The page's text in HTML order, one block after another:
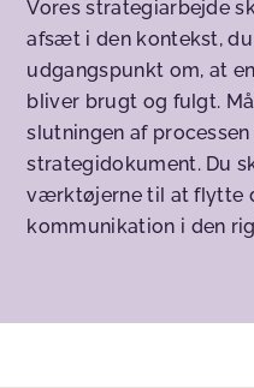
Vores strategiarbejde
afsæt i den kontekst,
udgangspunkt om, at
bliver brugt og fulgt.
slutningen af
strategidokument. Du
værktøjerne til at flytte
kommunikation i den